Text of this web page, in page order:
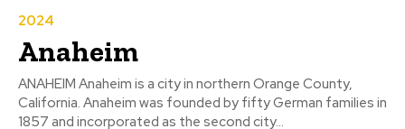
2024
Anaheim
ANAHEIM Anaheim is a city in northern Orange County,
California. Anaheim was founded by fifty German families in
1857 and incorporated as the second city...